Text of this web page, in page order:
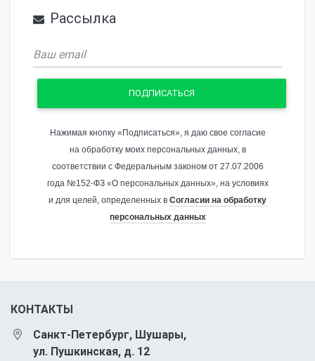
Рассылка
ПОДПИСАТЬСЯ
Нажимая кнопку «Подписаться», я даю свое согласие
на обработку моих персональных данных, в
соответствии с Федеральным законом от 27.07.2006
года №152-ФЗ «О персональных данных», на условиях
и для целей, определенных в Согласии на обработку
персональных данных
КОНТАКТЫ
Санкт-Петербург, Шушары,
ул. Пушкинская, д. 12